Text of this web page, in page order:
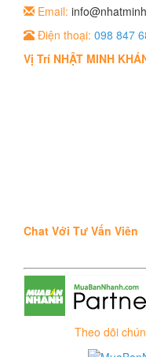
Email:
Điện thoại: 098 847
Vị Trí NHẬT MINH
Chat Với Tư Vấn Viên
Theo dõi